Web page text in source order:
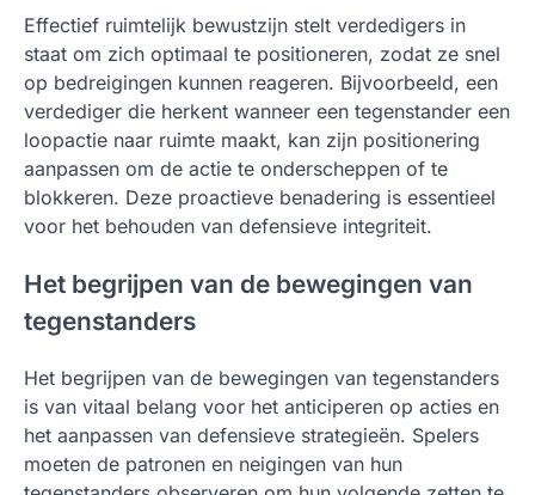
Effectief ruimtelijk bewustzijn stelt verdedigers in
staat om zich optimaal te positioneren, zodat ze snel
op bedreigingen kunnen reageren. Bijvoorbeeld, een
verdediger die herkent wanneer een tegenstander een
loopactie naar ruimte maakt, kan zijn positionering
aanpassen om de actie te onderscheppen of te
blokkeren. Deze proactieve benadering is essentieel
voor het behouden van defensieve integriteit.
Het begrijpen van de bewegingen van
tegenstanders
Het begrijpen van de bewegingen van tegenstanders
is van vitaal belang voor het anticiperen op acties en
het aanpassen van defensieve strategieën. Spelers
moeten de patronen en neigingen van hun